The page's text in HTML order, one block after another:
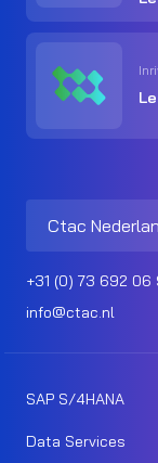
Ctac
+31 (0) 73 692 06
info@ctac.nl
SAP S/4HANA
Data Services